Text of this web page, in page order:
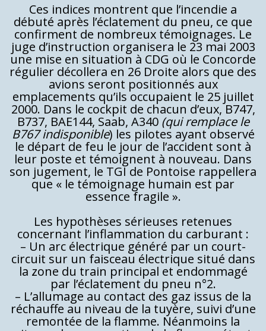
Ces indices montrent que l’incendie a
débuté après l’éclatement du pneu, ce que
confirment de nombreux témoignages. Le
juge d’instruction organisera le 23 mai 2003
une mise en situation à CDG où le Concorde
régulier décollera en 26 Droite alors que des
avions seront positionnés aux
emplacements qu’ils occupaient le 25 juillet
2000. Dans le cockpit de chacun d’eux, B747,
B737, BAE144, Saab, A340 (qui remplace le
B767 indisponible) les pilotes ayant observé
le départ de feu le jour de l’accident sont à
leur poste et témoignent à nouveau. Dans
son jugement, le TGI de Pontoise rappellera
que « le témoignage humain est par
essence fragile ».
Les hypothèses sérieuses retenues
concernant l’inflammation du carburant :
– Un arc électrique généré par un court-
circuit sur un faisceau électrique situé dans
la zone du train principal et endommagé
par l’éclatement du pneu n°2.
– L’allumage au contact des gaz issus de la
réchauffe au niveau de la tuyère, suivi d’une
remontée de la flamme. Néanmoins la